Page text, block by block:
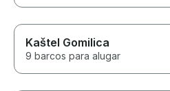
Kaštel Gomilica
9 barcos para alugar